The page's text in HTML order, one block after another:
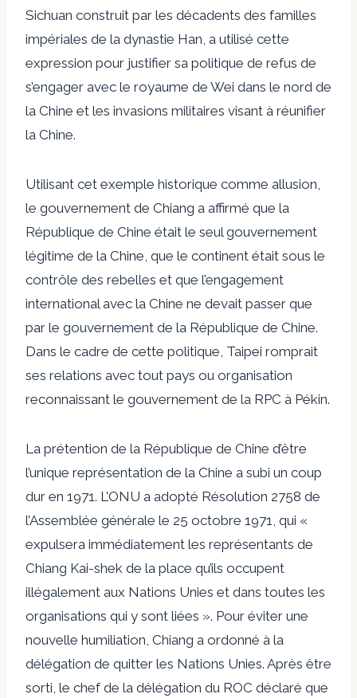
Sichuan construit par les décadents des familles
impériales de la dynastie Han, a utilisé cette
expression pour justifier sa politique de refus de
s’engager avec le royaume de Wei dans le nord de
la Chine et les invasions militaires visant à réunifier
la Chine.
Utilisant cet exemple historique comme allusion,
le gouvernement de Chiang a affirmé que la
République de Chine était le seul gouvernement
légitime de la Chine, que le continent était sous le
contrôle des rebelles et que l’engagement
international avec la Chine ne devait passer que
par le gouvernement de la République de Chine.
Dans le cadre de cette politique, Taipei romprait
ses relations avec tout pays ou organisation
reconnaissant le gouvernement de la RPC à Pékin.
La prétention de la République de Chine d’être
l’unique représentation de la Chine a subi un coup
dur en 1971. L’ONU a adopté Résolution 2758 de
l’Assemblée générale le 25 octobre 1971, qui «
expulsera immédiatement les représentants de
Chiang Kai-shek de la place qu’ils occupent
illégalement aux Nations Unies et dans toutes les
organisations qui y sont liées ». Pour éviter une
nouvelle humiliation, Chiang a ordonné à la
délégation de quitter les Nations Unies. Après être
sorti, le chef de la délégation du ROC déclaré que